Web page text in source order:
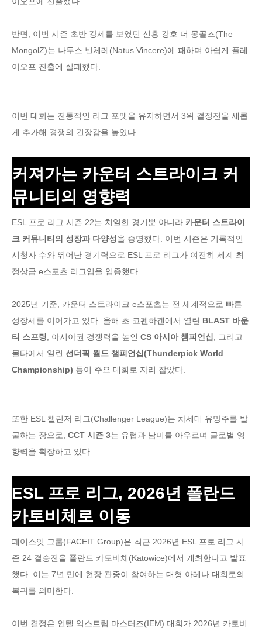
반면, 이번 시즌 초반 강세를 보였던 신흥 강호 더 몽골즈(The
MongolZ)는 나투스 빈체레(Natus Vincere)에 패하며 아쉽게 플레
이오프 진출에 실패했다.
이번 대회는 전통적인 리그 포맷을 유지하면서 3위 결정전을 새롭
게 추가해 경쟁의 긴장감을 높였다.
커져가는 카운터 스트라이크 커
뮤니티의 영향력
ESL 프로 리그 시즌 22는 치열한 경기뿐 아니라 카운터 스트라이
크 커뮤니티의 성장과 다양성을 증명했다. 이번 시즌은 기록적인
시청자 수와 뛰어난 경기력으로 ESL 프로 리그가 여전히 세계 최
정상급 e스포츠 리그임을 입증했다.
2025년 기준, 카운터 스트라이크 e스포츠는 전 세계적으로 빠른
성장세를 이어가고 있다. 올해 초 코펜하겐에서 열린 BLAST 바운
티 스프링 , 아시아권 경쟁력을 높인 CS 아시아 챔피언십
, 그리고
몰타에서 열린 선더픽 월드 챔피언십(Thunderpick World
Championship) 등이 주요 대회로 자리 잡았다.
또한 ESL 챌린저 리그(Challenger League)는 차세대 유망주를 발
굴하는 장으로, CCT 시즌 3는 유럽과 남미를 아우르며 글로벌 영
향력을 확장하고 있다.
ESL 프로 리그, 2026년 폴란드
카토비체로 이동
페이스잇 그룹(FACEIT Group)은 최근 2026년 ESL 프로 리그 시
즌 24 결승전을 폴란드 카토비체(Katowice)에서 개최한다고 발표
했다. 이는 7년 만에 현장 관중이 참여하는 대형 아레나 대회로의
복귀를 의미한다.
이번 결정은 인텔 익스트림 마스터즈(IEM) 대회가 2026년 카토비